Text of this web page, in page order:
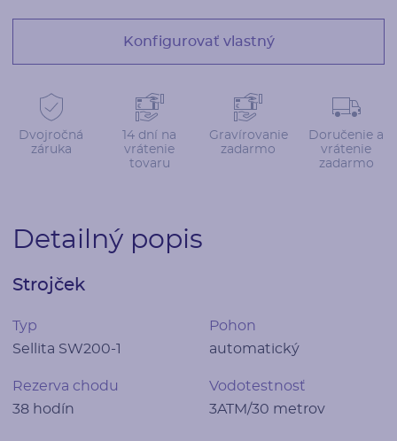
Konfigurovať vlastný
Dvojročná
záruka
14 dní na
vrátenie
tovaru
Gravírovanie
zadarmo
Doručenie a
vrátenie
zadarmo
Detailný popis
Strojček
Typ
Sellita SW200-1
Pohon
automatický
Rezerva chodu
38 hodín
Vodotestnosť
3ATM/30 metrov